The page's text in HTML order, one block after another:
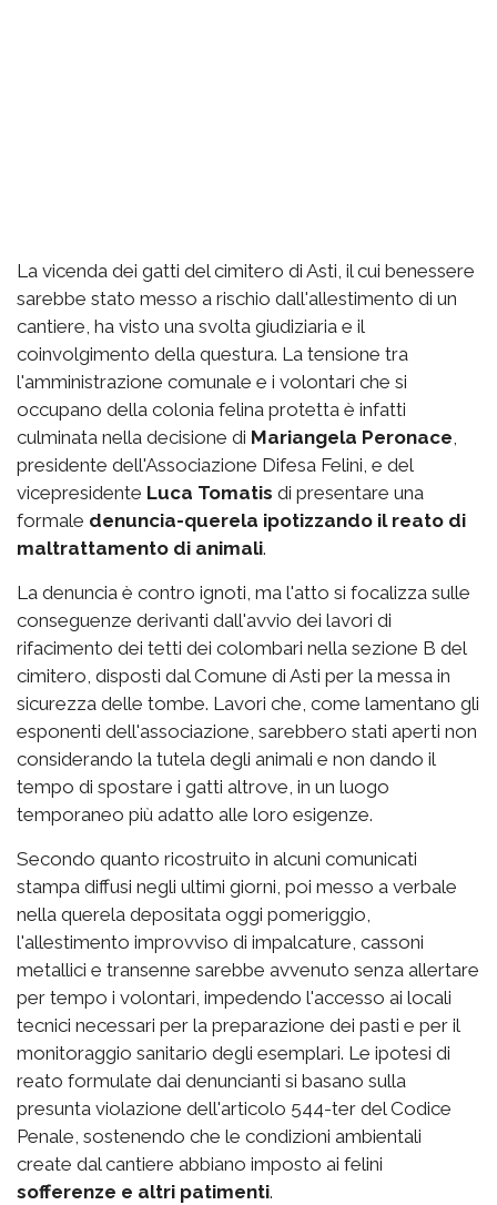
La vicenda dei gatti del cimitero di Asti, il cui benessere
sarebbe stato messo a rischio dall'allestimento di un
cantiere, ha visto una svolta giudiziaria e il
coinvolgimento della questura. La tensione tra
l'amministrazione comunale e i volontari che si
occupano della colonia felina protetta è infatti
culminata nella decisione di Mariangela Peronace,
presidente dell'Associazione Difesa Felini, e del
vicepresidente Luca Tomatis di presentare una
formale denuncia-querela ipotizzando il reato di
maltrattamento di animali.
La denuncia è contro ignoti, ma l'atto si focalizza sulle
conseguenze derivanti dall'avvio dei lavori di
rifacimento dei tetti dei colombari nella sezione B del
cimitero, disposti dal Comune di Asti per la messa in
sicurezza delle tombe. Lavori che, come lamentano gli
esponenti dell'associazione, sarebbero stati aperti non
considerando la tutela degli animali e non dando il
tempo di spostare i gatti altrove, in un luogo
temporaneo più adatto alle loro esigenze.
Secondo quanto ricostruito in alcuni comunicati
stampa diffusi negli ultimi giorni, poi messo a verbale
nella querela depositata oggi pomeriggio,
l'allestimento improvviso di impalcature, cassoni
metallici e transenne sarebbe avvenuto senza allertare
per tempo i volontari, impedendo l'accesso ai locali
tecnici necessari per la preparazione dei pasti e per il
monitoraggio sanitario degli esemplari. Le ipotesi di
reato formulate dai denuncianti si basano sulla
presunta violazione dell'articolo 544-ter del Codice
Penale, sostenendo che le condizioni ambientali
create dal cantiere abbiano imposto ai felini
sofferenze e altri patimenti.